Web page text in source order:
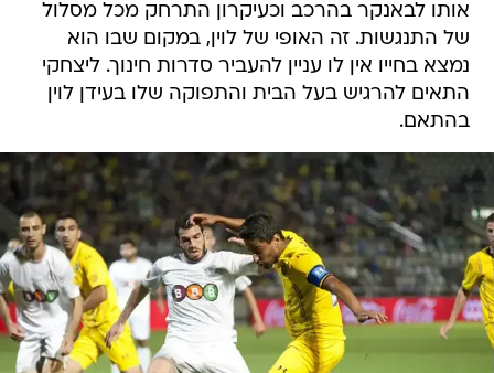
אותו לבאנקר בהרכב וכעיקרון התרחק מכל מסלול
של התנגשות. זה האופי של לוין, במקום שבו הוא
נמצא בחייו אין לו עניין להעביר סדרות חינוך. ליצחקי
התאים להרגיש בעל הבית והתפוקה שלו בעידן לוין
בהתאם.